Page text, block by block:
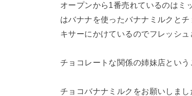
オープンから1番売れているのはミ
はバナナを使ったバナナミルクと
キサーにかけているのでフレッシュ
チョコレートな関係の姉妹店とい
チョコバナナミルクをお願いしまし